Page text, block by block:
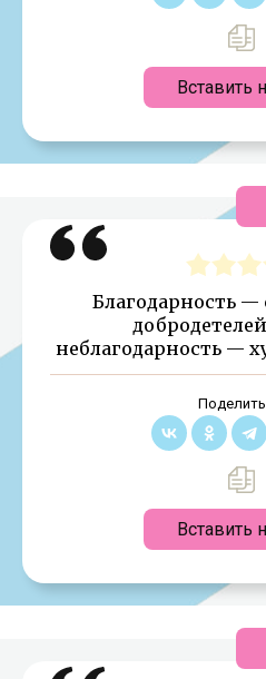
Вставить
Благодарность —
неблагодарность —
Вставить